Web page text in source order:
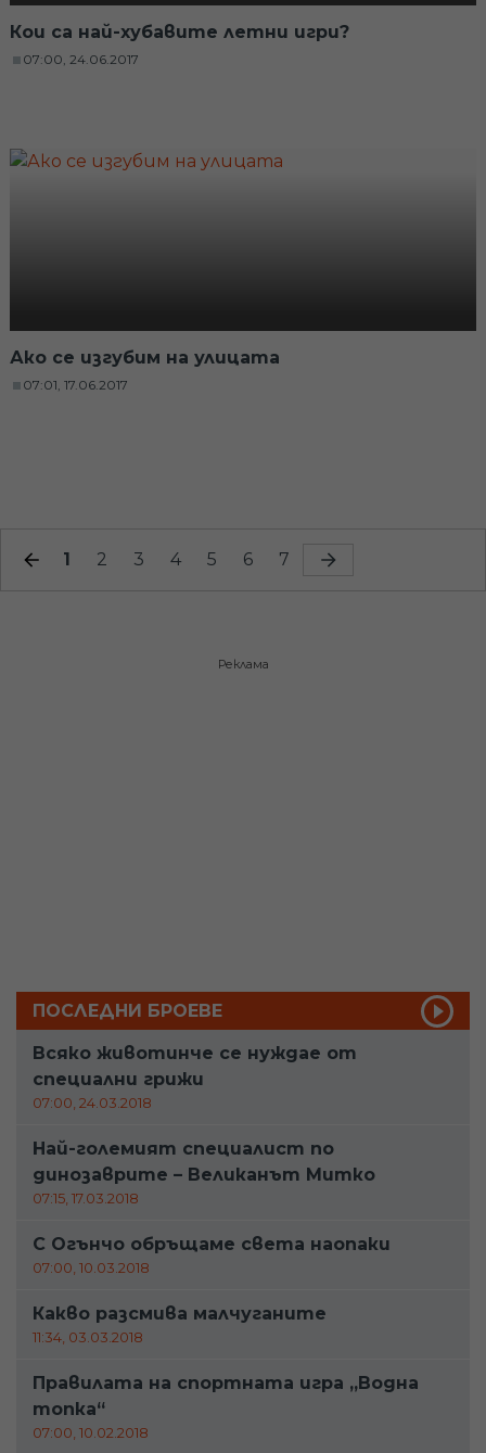
Кои са най-хубавите летни игри?
07:00, 24.06.2017
Ако се изгубим на улицата
07:01, 17.06.2017
1 2 3 4 5 6 7
Реклама
ПОСЛЕДНИ БРОЕВЕ
Всяко животинче се нуждае от
специални грижи
07:00, 24.03.2018
Най-големият специалист по
динозаврите – Великанът Митко
07:15, 17.03.2018
С Огънчо обръщаме света наопаки
07:00, 10.03.2018
Какво разсмива малчуганите
11:34, 03.03.2018
Правилата на спортната игра „Водна
топка“
07:00, 10.02.2018